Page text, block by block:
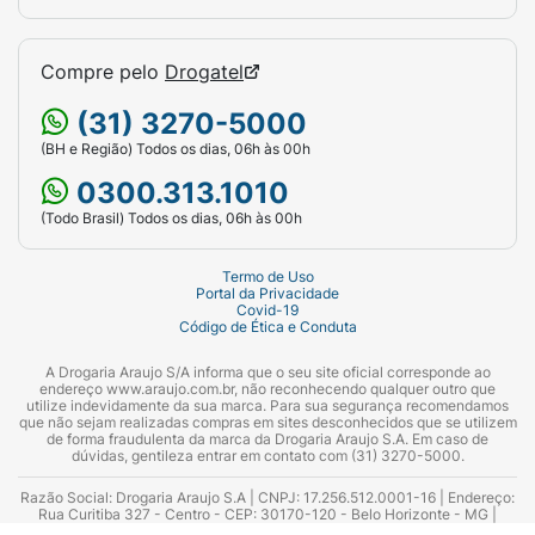
anormal, aumento da produção de saliva,
tensão, suores noturnos e alterações no tônus
muscular.
Em caso de persistência dos sintomas ou
aparecimento de reações indesejáveis pelo
uso do medicamento, sempre converse com
o seu médico.
Quem não pode tomar Rexulti?
Rexulti é contraindicado para pacientes
alérgicos ao brexpiprazol ou a qualquer um
anteriormente.
Cuidados importantes de uso
Durante o uso do Rexulti, você deve ter
atenção para alguns pontos importantes. São
Compre pelo Drogatel
(31) 3270-5000
(BH e Região) Todos os dias, 06h às 00h
0300.313.1010
(Todo Brasil) Todos os dias, 06h às 00h
Termo de Uso
Portal da Privacidade
Covid-19
Código de Ética e Conduta
A Drogaria Araujo S/A informa que o seu site oficial corresponde ao
endereço www.araujo.com.br, não reconhecendo qualquer outro que
utilize indevidamente da sua marca. Para sua segurança recomendamos
que não sejam realizadas compras em sites desconhecidos que se utilizem
de forma fraudulenta da marca da Drogaria Araujo S.A. Em caso de
dúvidas, gentileza entrar em contato com (31) 3270-5000.
Razão Social: Drogaria Araujo S.A | CNPJ: 17.256.512.0001-16 | Endereço:
Rua Curitiba 327 - Centro - CEP: 30170-120 - Belo Horizonte - MG |